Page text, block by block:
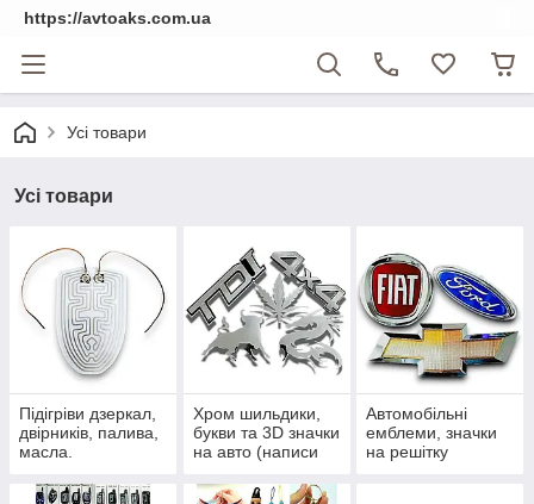
https://avtoaks.com.ua
Усі товари
Усі товари
Підігріви дзеркал,
двірників, палива,
масла.
Хром шильдики,
букви та 3D значки
на авто (написи
Автомобільні
емблеми, значки
на решітку